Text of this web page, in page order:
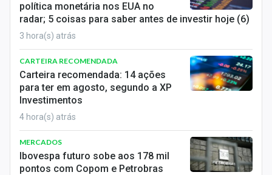
política monetária nos EUA no
radar; 5 coisas para saber antes de investir hoje (6)
3 hora(s) atrás
CARTEIRA RECOMENDADA
Carteira recomendada: 14 ações
para ter em agosto, segundo a XP
Investimentos
4 hora(s) atrás
MERCADOS
Ibovespa futuro sobe aos 178 mil
pontos com Copom e Petrobras